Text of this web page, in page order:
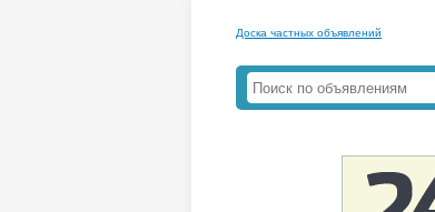
Доска частных объявлений